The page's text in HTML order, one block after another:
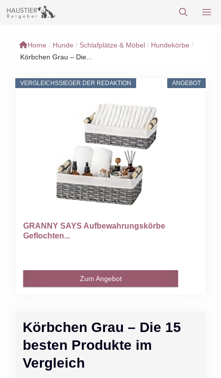
Inhalt
Home / Hunde / Schlafplätze & Möbel / Hundekörbe /
Körbchen Grau – Die...
Körbchen Grau – Die 15
besten Produkte im
Vergleich
ANGEBOT
VERGLEICHSSIEGER DER REDAKTION
GRANNY SAYS Aufbewahrungskörbe
Geflochten...
Zum Angebot